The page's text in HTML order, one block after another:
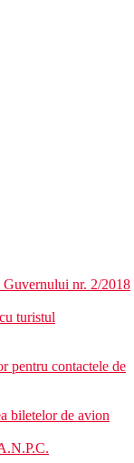
vedere laterala la
chiar langa plaja
dormitoare separate
chinezesc,
rezervare)
nr. 2/2018
turistul
pentru contactele de
biletelor de avion